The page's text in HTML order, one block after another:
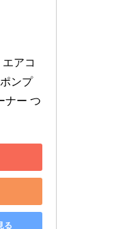
アコ
ンプ
ナー つ
る